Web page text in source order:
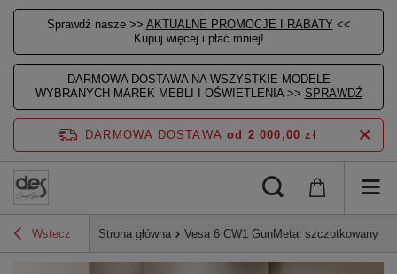
Sprawdź nasze >> AKTUALNE PROMOCJE I RABATY <<
Kupuj więcej i płać mniej!
DARMOWA DOSTAWA NA WSZYSTKIE MODELE
WYBRANYCH MAREK MEBLI I OŚWIETLENIA >> SPRAWDŹ
DARMOWA DOSTAWA od 2 000,00 zł
Wstecz Strona główna Vesa 6 CW1 GunMetal szczotkowany